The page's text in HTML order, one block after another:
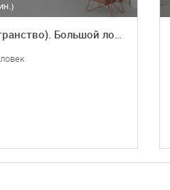
Prostranstvo (Пространство). Большой лофт
БРОНЬ